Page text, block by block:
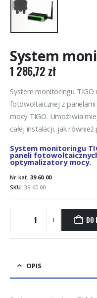
System
1 286,72 zł
System monitoringu TIGO
fotowoltaicznej z
mocy TIGO. Umożliwia
całej instalacji, jak
System monitoringu
paneli
optymalizatory mocy.
Nr kat. 39.60.00
SKU: 39.60.00
DO
OPIS